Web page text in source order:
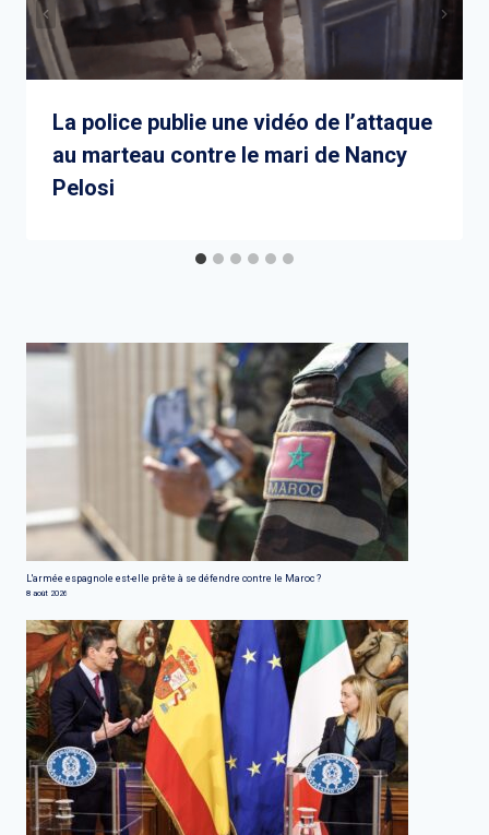
La police publie une vidéo de l’attaque
au marteau contre le mari de Nancy
Pelosi
L'armée espagnole est-elle prête à se défendre contre le Maroc ?
8 août 2026